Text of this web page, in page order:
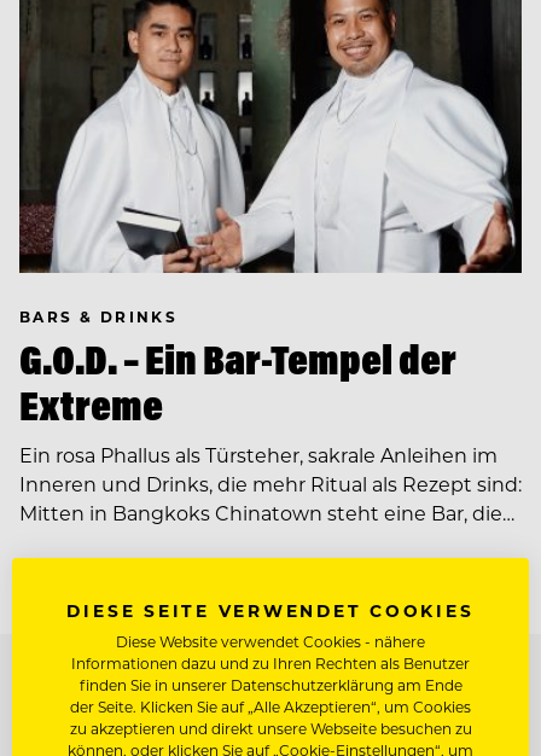
BARS & DRINKS
G.O.D. – Ein Bar-Tempel der
Extreme
Ein rosa Phallus als Türsteher, sakrale Anleihen im
Inneren und Drinks, die mehr Ritual als Rezept sind:
Mitten in Bangkoks Chinatown steht eine Bar, die…
TOP ARBEITGEBER
DIESE SEITE VERWENDET COOKIES
Diese Website verwendet Cookies - nähere
Informationen dazu und zu Ihren Rechten als Benutzer
finden Sie in unserer Datenschutzerklärung am Ende
der Seite. Klicken Sie auf „Alle Akzeptieren“, um Cookies
zu akzeptieren und direkt unsere Webseite besuchen zu
können, oder klicken Sie auf „Cookie-Einstellungen“, um